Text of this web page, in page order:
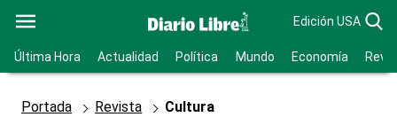
Edición USA
Última Hora Actualidad Política Mundo Economía
Portada Revista Cultura